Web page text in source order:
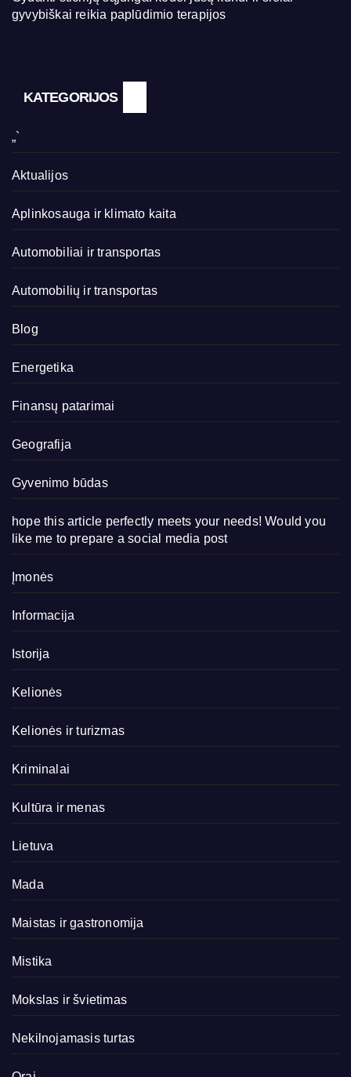
gyvybiškai reikia paplūdimio terapijos
KATEGORIJOS
„`
Aktualijos
Aplinkosauga ir klimato kaita
Automobiliai ir transportas
Automobilių ir transportas
Blog
Energetika
Finansų patarimai
Geografija
Gyvenimo būdas
hope this article perfectly meets your needs! Would you
like me to prepare a social media post
Įmonės
Informacija
Istorija
Kelionės
Kelionės ir turizmas
Kriminalai
Kultūra ir menas
Lietuva
Mada
Maistas ir gastronomija
Mistika
Mokslas ir švietimas
Nekilnojamasis turtas